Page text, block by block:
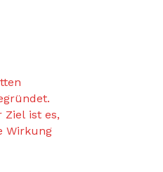
Ziel ist es,
Wirkung